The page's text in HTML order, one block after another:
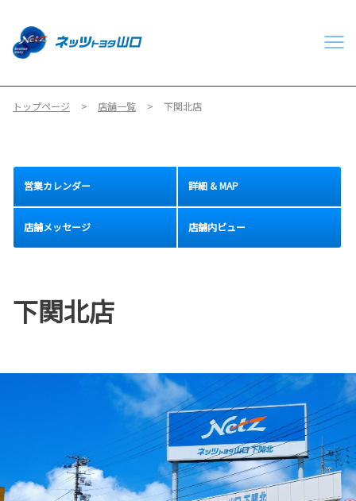
トップページ 店舗一覧 下関北店
営業カレンダー 詳細 & MAP
店舗メッセージ 店舗内ビュー
下関北店